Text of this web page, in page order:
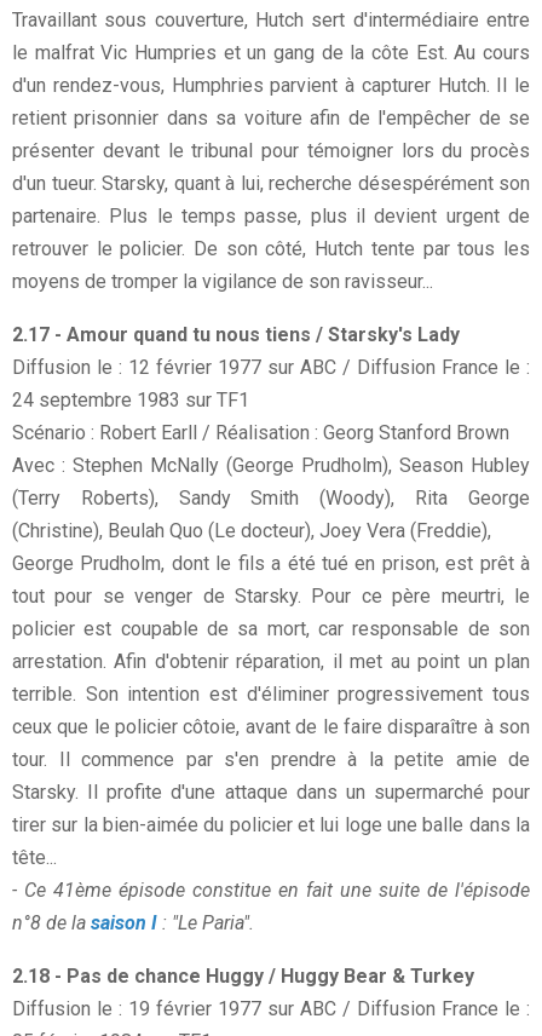
Travaillant sous couverture, Hutch sert d'intermédiaire entre
le malfrat Vic Humpries et un gang de la côte Est. Au cours
d'un rendez-vous, Humphries parvient à capturer Hutch. Il le
retient prisonnier dans sa voiture afin de l'empêcher de se
présenter devant le tribunal pour témoigner lors du procès
d'un tueur. Starsky, quant à lui, recherche désespérément son
partenaire. Plus le temps passe, plus il devient urgent de
retrouver le policier. De son côté, Hutch tente par tous les
moyens de tromper la vigilance de son ravisseur...
2.17 - Amour quand tu nous tiens / Starsky's Lady
Diffusion le : 12 février 1977 sur ABC / Diffusion France le :
24 septembre 1983 sur TF1
Scénario : Robert Earll / Réalisation : Georg Stanford Brown
Avec : Stephen McNally (George Prudholm), Season Hubley
(Terry Roberts), Sandy Smith (Woody), Rita George
(Christine), Beulah Quo (Le docteur), Joey Vera (Freddie),
George Prudholm, dont le fils a été tué en prison, est prêt à
tout pour se venger de Starsky. Pour ce père meurtri, le
policier est coupable de sa mort, car responsable de son
arrestation. Afin d'obtenir réparation, il met au point un plan
terrible. Son intention est d'éliminer progressivement tous
ceux que le policier côtoie, avant de le faire disparaître à son
tour. Il commence par s'en prendre à la petite amie de
Starsky. Il profite d'une attaque dans un supermarché pour
tirer sur la bien-aimée du policier et lui loge une balle dans la
tête...
- Ce 41ème épisode constitue en fait une suite de l'épisode
n°8 de la saison I : "Le Paria".
2.18 - Pas de chance Huggy / Huggy Bear & Turkey
Diffusion le : 19 février 1977 sur ABC / Diffusion France le :